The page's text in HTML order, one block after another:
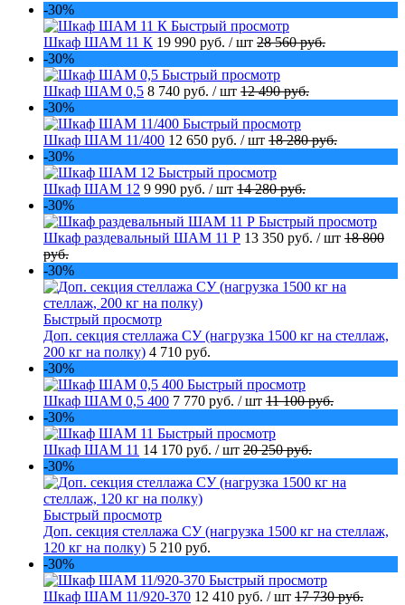
-30%
Быстрый просмотр
Шкаф ШАМ 11 К 19 990 руб. / шт 28 560 руб.
-30%
Быстрый просмотр
Шкаф ШАМ 0,5 8 740 руб. / шт 12 490 руб.
-30%
Быстрый просмотр
Шкаф ШАМ 11/400 12 650 руб. / шт 18 280 руб.
-30%
Быстрый просмотр
Шкаф ШАМ 12 9 990 руб. / шт 14 280 руб.
-30%
Быстрый просмотр
Шкаф раздевальный ШАМ 11 Р 13 350 руб. / шт 18 800
руб.
-30%
Быстрый просмотр
Доп. секция стеллажа СУ (нагрузка 1500 кг на стеллаж,
200 кг на полку) 4 710 руб.
-30%
Быстрый просмотр
Шкаф ШАМ 0,5 400 7 770 руб. / шт 11 100 руб.
-30%
Быстрый просмотр
Шкаф ШАМ 11 14 170 руб. / шт 20 250 руб.
-30%
Быстрый просмотр
Доп. секция стеллажа СУ (нагрузка 1500 кг на стеллаж,
120 кг на полку) 5 210 руб.
-30%
Быстрый просмотр
Шкаф ШАМ 11/920-370 12 410 руб. / шт 17 730 руб.